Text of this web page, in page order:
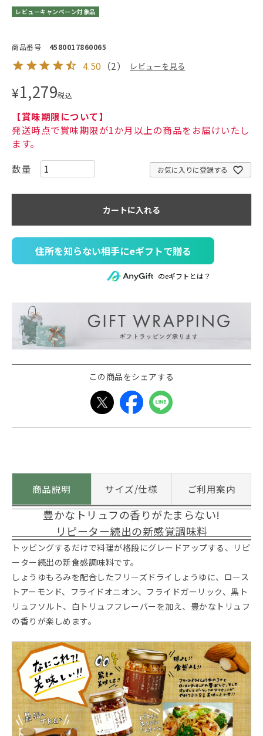
レビューキャンペーン対象品
商品番号 4580017860065
4.50 （2） レビューを見る
¥1,279税込
【賞味期限について】
発送時点で賞味期限が1か月以上の商品をお届けいたし
ます。
お気に入りに登録する
カートに入れる
住所を知らない相手にeギフトで贈る
のeギフトとは？
この商品をシェアする
商品説明 サイズ/仕様 ご利用案内
豊かなトリュフの香りがたまらない!
リピーター続出の新感覚調味料
トッピングするだけで料理が格段にグレードアップする、リピ
ーター続出の新食感調味料です。
しょうゆもろみを配合したフリーズドライしょうゆに、ロース
トアーモンド、フライドオニオン、フライドガーリック、黒ト
リュフソルト、白トリュフフレーバーを加え、豊かなトリュフ
の香りが楽しめます。